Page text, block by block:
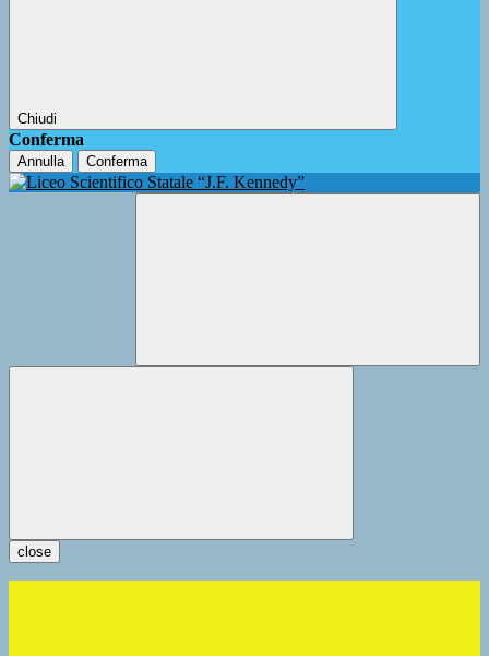
Chiudi
Conferma
Annulla Conferma
close